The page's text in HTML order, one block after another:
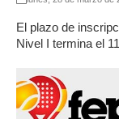
El plazo de
Nivel I termina el